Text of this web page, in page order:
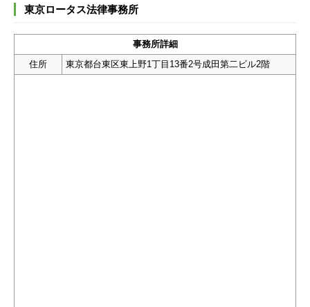
東京ロータス法律事務所
事務所詳細
住所
東京都台東区東上野1丁目13番2号成田第二ビル2階